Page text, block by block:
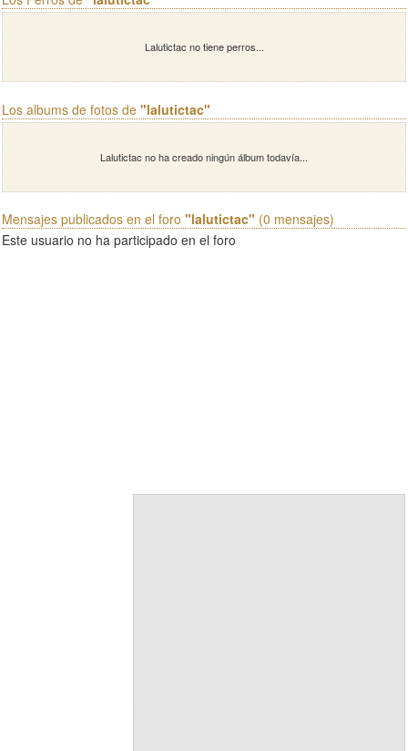
Lalutictac no tiene perros...
Los albums de fotos de "lalutictac"
Lalutictac no ha creado ningún álbum todavía...
Mensajes publicados en el foro "lalutictac" (0 mensajes)
Este usuario no ha participado en el foro